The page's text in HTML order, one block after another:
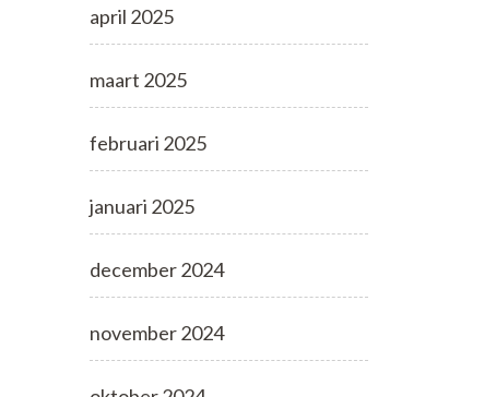
april 2025
maart 2025
februari 2025
januari 2025
december 2024
november 2024